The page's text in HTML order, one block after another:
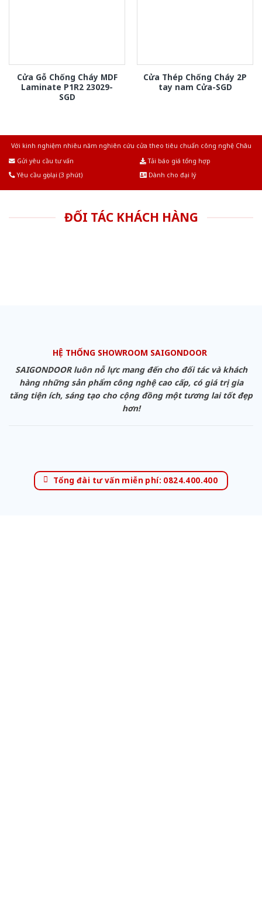
Cửa Gỗ Chống Cháy MDF
Laminate P1R2 23029-
SGD
Cửa Thép Chống Cháy 2P
tay nam Cửa-SGD
Với kinh nghiệm nhiêu năm nghiên cứu cửa theo tiêu chuẩn công nghệ Châu
Gửi yêu cầu tư vấn
Tải báo giá tổng hợp
Yêu cầu gọi lại (3 phút)
Dành cho đại lý
ĐỐI TÁC KHÁCH HÀNG
HỆ THỐNG SHOWROOM SAIGONDOOR
SAIGONDOOR luôn nỗ lực mang đến cho đối tác và khách
hàng những sản phẩm công nghệ cao cấp, có giá trị gia
tăng tiện ích, sáng tạo cho cộng đồng một tương lai tốt đẹp
hơn!
Tổng đài tư vấn miễn phí: 0824.400.400